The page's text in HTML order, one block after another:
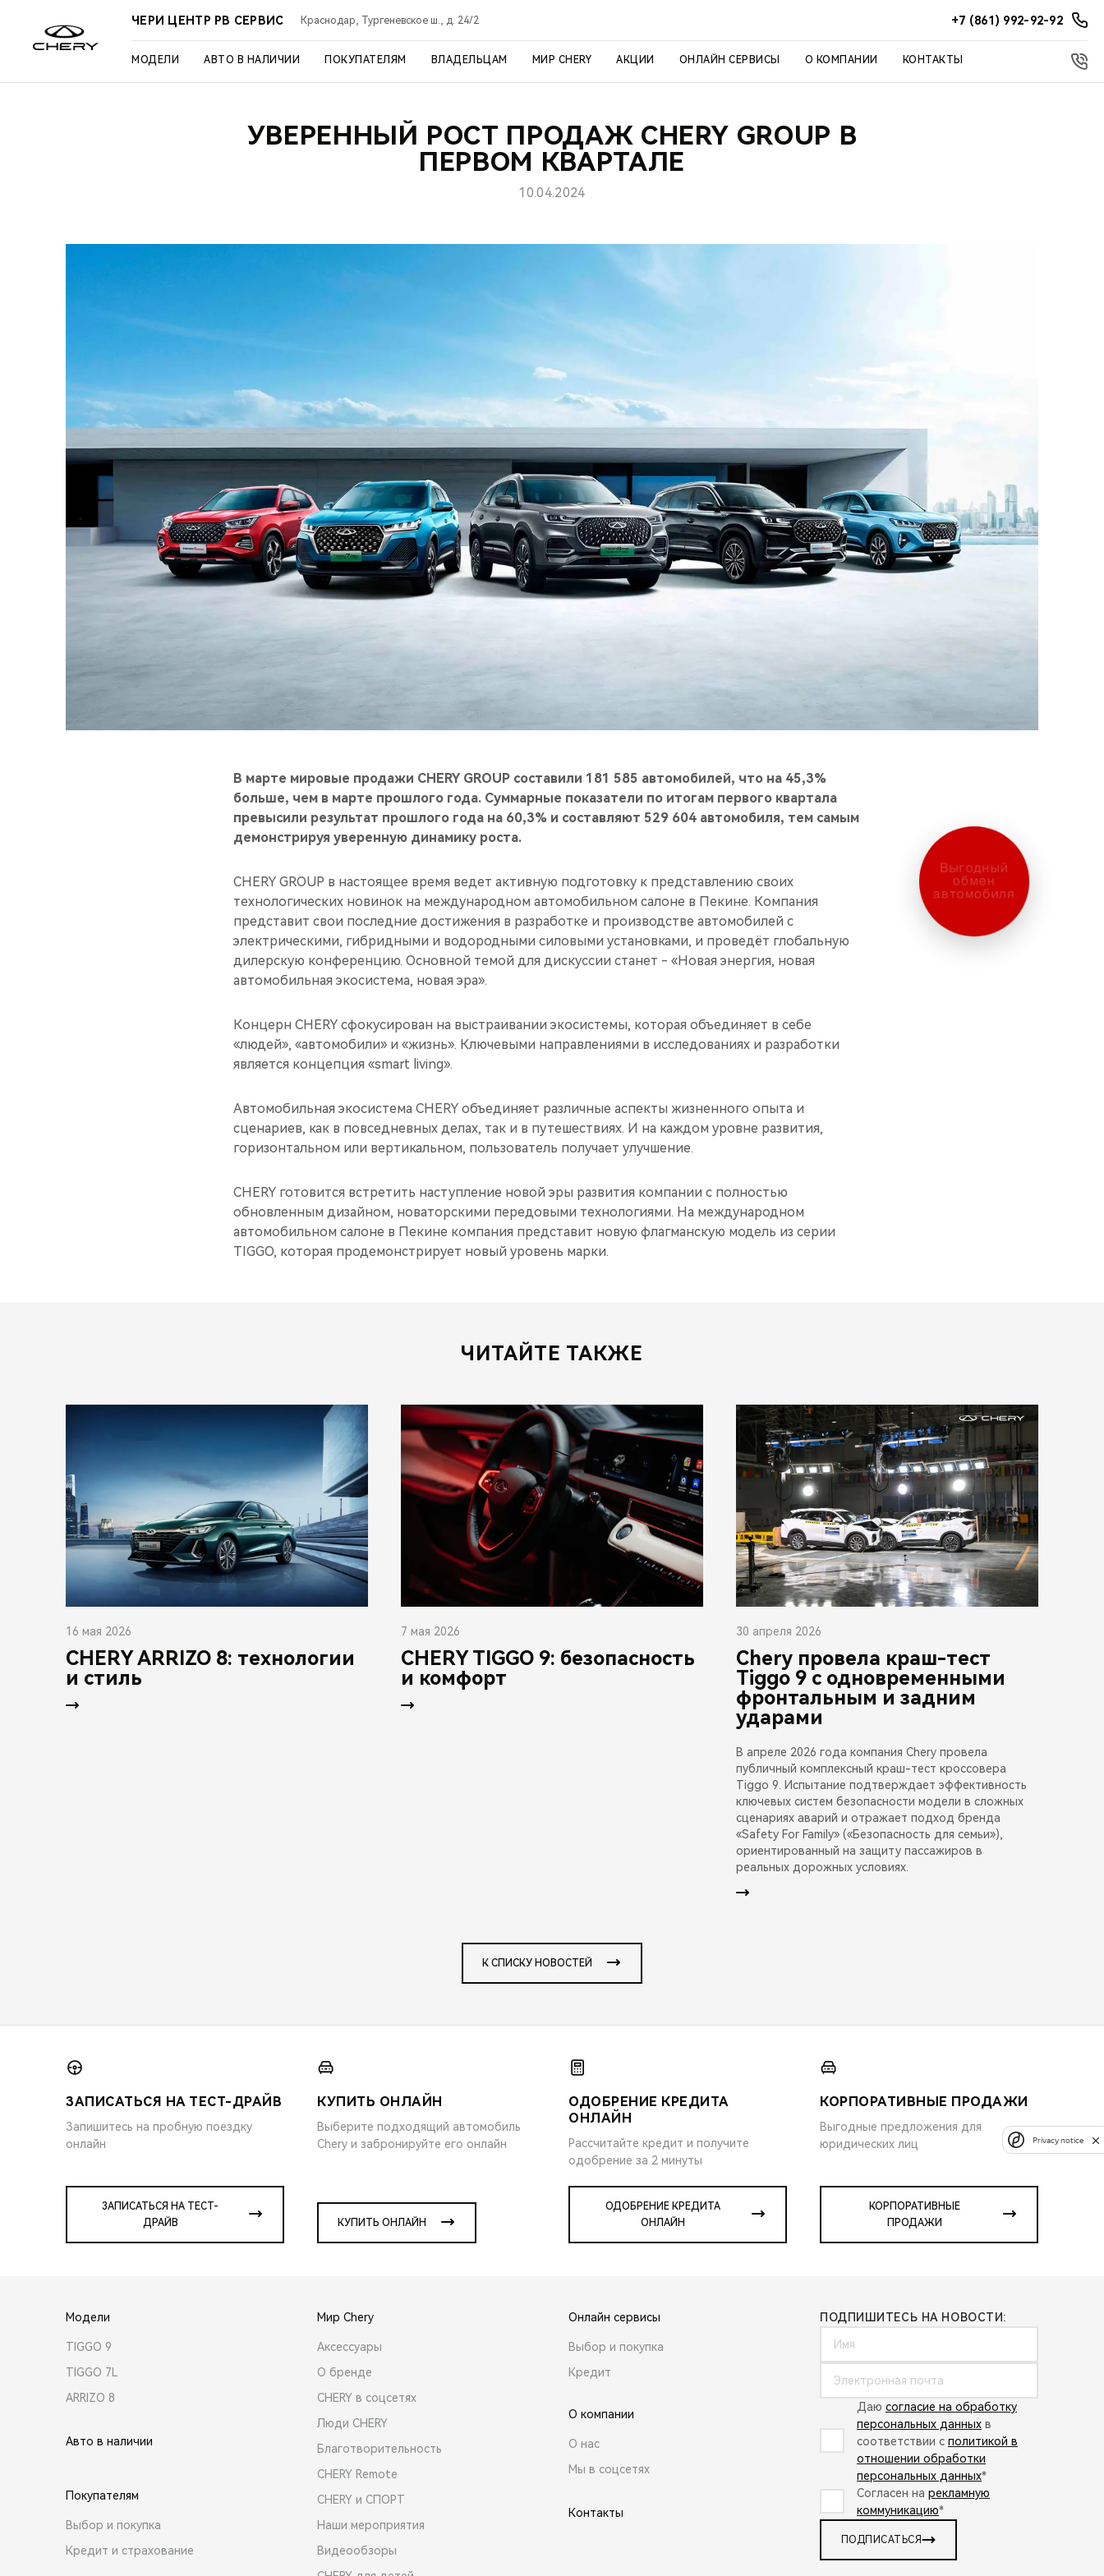
ЧЕРИ ЦЕНТР РВ СЕРВИС Краснодар, Тургеневское ш., д. 24/2 +7 (861) 992-92-92
МОДЕЛИ АВТО В НАЛИЧИИ ПОКУПАТЕЛЯМ ВЛАДЕЛЬЦАМ МИР CHERY АКЦИИ ОНЛАЙН СЕРВИСЫ О КОМПАНИИ КОНТАКТЫ
УВЕРЕННЫЙ РОСТ ПРОДАЖ CHERY GROUP В
ПЕРВОМ КВАРТАЛЕ
10.04.2024
В марте мировые продажи CHERY GROUP составили 181 585 автомобилей, что на 45,3%
больше, чем в марте прошлого года. Суммарные показатели по итогам первого квартала
превысили результат прошлого года на 60,3% и составляют 529 604 автомобиля, тем самым
демонстрируя уверенную динамику роста.
CHERY GROUP в настоящее время ведет активную подготовку к представлению своих
технологических новинок на международном автомобильном салоне в Пекине. Компания
представит свои последние достижения в разработке и производстве автомобилей с
электрическими, гибридными и водородными силовыми установками, и проведёт глобальную
дилерскую конференцию. Основной темой для дискуссии станет - «Новая энергия, новая
автомобильная экосистема, новая эра».
Концерн CHERY сфокусирован на выстраивании экосистемы, которая объединяет в себе
«людей», «автомобили» и «жизнь». Ключевыми направлениями в исследованиях и разработки
является концепция «smart living».
Автомобильная экосистема CHERY объединяет различные аспекты жизненного опыта и
сценариев, как в повседневных делах, так и в путешествиях. И на каждом уровне развития,
горизонтальном или вертикальном, пользователь получает улучшение.
CHERY готовится встретить наступление новой эры развития компании с полностью
обновленным дизайном, новаторскими передовыми технологиями. На международном
автомобильном салоне в Пекине компания представит новую флагманскую модель из серии
TIGGO, которая продемонстрирует новый уровень марки.
ЧИТАЙТЕ ТАКЖЕ
16 мая 2026
CHERY ARRIZO 8: технологии
и стиль
7 мая 2026
CHERY TIGGO 9: безопасность
и комфорт
30 апреля 2026
Chery провела краш-тест
Tiggo 9 с одновременными
фронтальным и задним
ударами
В апреле 2026 года компания Chery провела
публичный комплексный краш-тест кроссовера
Tiggo 9. Испытание подтверждает эффективность
ключевых систем безопасности модели в сложных
сценариях аварий и отражает подход бренда
«Safety For Family» («Безопасность для семьи»),
ориентированный на защиту пассажиров в
реальных дорожных условиях.
К СПИСКУ НОВОСТЕЙ
ЗАПИСАТЬСЯ НА ТЕСТ-ДРАЙВ
Запишитесь на пробную поездку
онлайн
ЗАПИСАТЬСЯ НА ТЕСТ-
ДРАЙВ
КУПИТЬ ОНЛАЙН
Выберите подходящий автомобиль
Chery и забронируйте его онлайн
КУПИТЬ ОНЛАЙН
ОДОБРЕНИЕ КРЕДИТА
ОНЛАЙН
Рассчитайте кредит и получите
одобрение за 2 минуты
ОДОБРЕНИЕ КРЕДИТА
ОНЛАЙН
КОРПОРАТИВНЫЕ ПРОДАЖИ
Выгодные предложения для
юридических лиц
КОРПОРАТИВНЫЕ
ПРОДАЖИ
Модели
TIGGO 9
TIGGO 7L
ARRIZO 8
Авто в наличии
Покупателям
Выбор и покупка
Кредит и страхование
Мир Chery
Аксессуары
О бренде
CHERY в соцсетях
Люди CHERY
Благотворительность
CHERY Remote
CHERY и СПОРТ
Наши мероприятия
Видеообзоры
Онлайн сервисы
Выбор и покупка
Кредит
О компании
О нас
Мы в соцсетях
Контакты
ПОДПИШИТЕСЬ НА НОВОСТИ:
Даю согласие на обработку
персональных данных в
соответствии с политикой в
отношении обработки
персональных данных*
Согласен на рекламную
коммуникацию*
ПОДПИСАТЬСЯ
Выгодный
обмен
автомобиля
Privacy notice